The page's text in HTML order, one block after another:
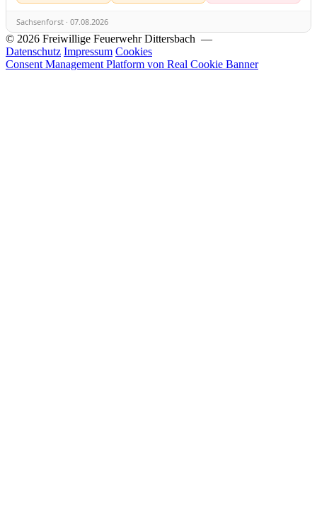
Sachsenforst · 07.08.2026
© 2026 Freiwillige Feuerwehr Dittersbach —
Datenschutz Impressum Cookies
Consent Management Platform von Real Cookie Banner